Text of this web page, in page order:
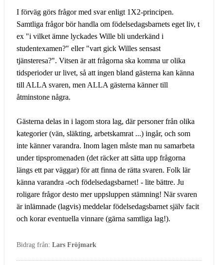
I förväg görs frågor med svar enligt 1X2-principen.
Samtliga frågor bör handla om födelsedagsbarnets eget liv, t
ex "i vilket ämne lyckades Wille bli underkänd i
studentexamen?" eller "vart gick Willes sensast
tjänsteresa?". Vitsen är att frågorna ska komma ur olika
tidsperioder ur livet, så att ingen bland gästerna kan känna
till ALLA svaren, men ALLA gästerna känner till
åtminstone några.
Gästerna delas in i lagom stora lag, där personer från olika
kategorier (vän, släkting, arbetskamrat ...) ingår, och som
inte känner varandra. Inom lagen måste man nu samarbeta
under tipspromenaden (det räcker att sätta upp frågorna
längs ett par väggar) för att finna de rätta svaren. Folk lär
känna varandra -och födelsedagsbarnet! - lite bättre. Ju
roligare frågor desto mer uppsluppen stämning! När svaren
är inlämnade (lagvis) meddelar födelsedagsbarnet själv facit
och korar eventuella vinnare (gärna samtliga lag!).
Bidrag från: Lars Fröjmark